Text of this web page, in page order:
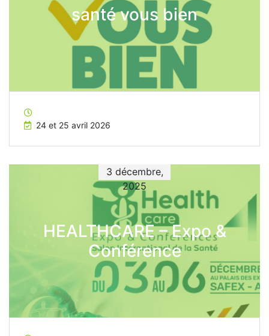
santé vous bien
24 et 25 avril 2026
3 décembre,
2025
HEALTHCARE – Expo &
Conférence